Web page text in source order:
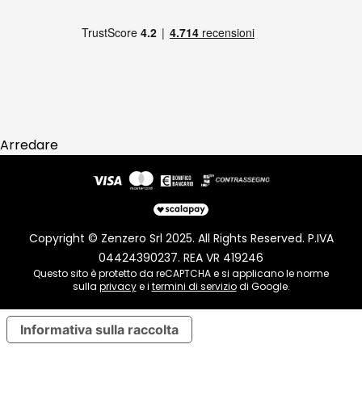
Arredare
Copyright © Zenzero Srl 2025. All Rights Reserved. P.IVA
04424390237. REA VR 419246
Questo sito è protetto da reCAPTCHA e si applicano le norme
sulla privacye i termini di serviziodi Google.
Informativa sulla raccolta